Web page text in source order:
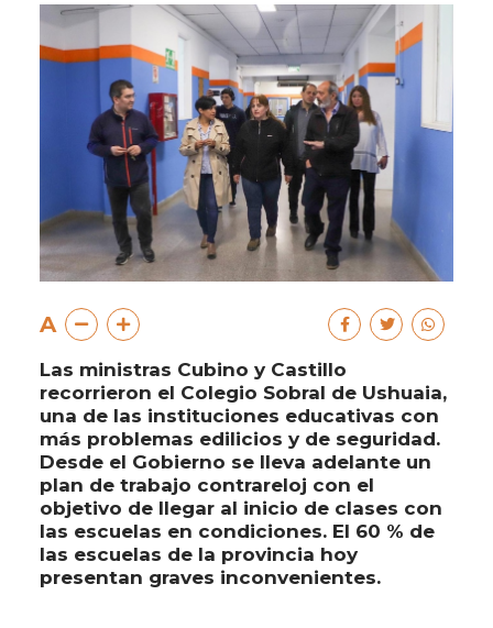
A
Las ministras Cubino y Castillo
recorrieron el Colegio Sobral de Ushuaia,
una de las instituciones educativas con
más problemas edilicios y de seguridad.
Desde el Gobierno se lleva adelante un
plan de trabajo contrareloj con el
objetivo de llegar al inicio de clases con
las escuelas en condiciones. El 60 % de
las escuelas de la provincia hoy
presentan graves inconvenientes.